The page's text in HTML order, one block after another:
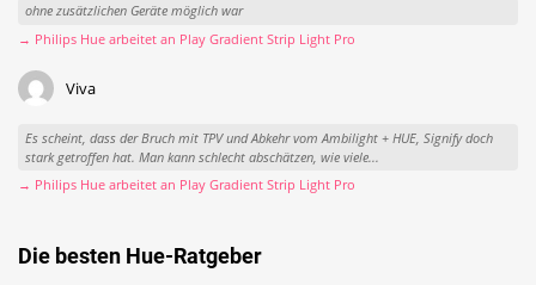
ohne zusätzlichen Geräte möglich war
→ Philips Hue arbeitet an Play Gradient Strip Light Pro
Viva
Es scheint, dass der Bruch mit TPV und Abkehr vom Ambilight + HUE, Signify doch
stark getroffen hat. Man kann schlecht abschätzen, wie viele...
→ Philips Hue arbeitet an Play Gradient Strip Light Pro
Die besten Hue-Ratgeber